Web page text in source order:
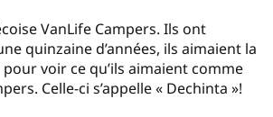
VanLife Campers. Ils ont
quinzaine d’années, ils aimaient la
voir ce qu’ils aimaient comme
Celle-ci s’appelle « Dechinta »!